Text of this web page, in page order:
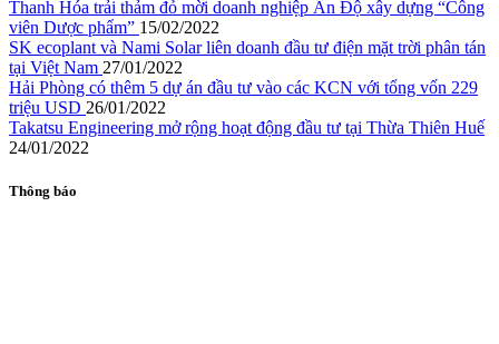
Thanh Hóa trải thảm đỏ mời doanh nghiệp Ấn Độ xây dựng “Công
viên Dược phẩm” 15/02/2022
SK ecoplant và Nami Solar liên doanh đầu tư điện mặt trời phân tán
tại Việt Nam 27/01/2022
Hải Phòng có thêm 5 dự án đầu tư vào các KCN với tổng vốn 229
triệu USD 26/01/2022
Takatsu Engineering mở rộng hoạt động đầu tư tại Thừa Thiên Huế
24/01/2022
Thông báo